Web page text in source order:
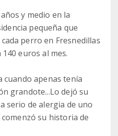
y medio en la
pequeña que
perro en Fresnedillas
euros al mes.
cuando apenas tenía
grandote...Lo dejó su
serio de alergia de uno
su historia de